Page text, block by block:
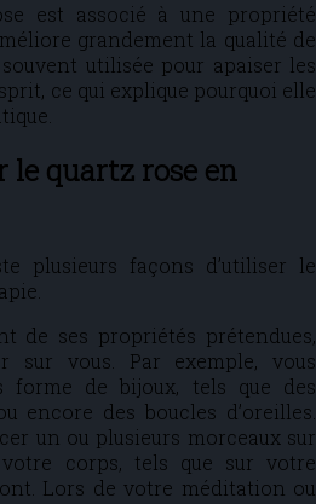
est associé à une propriété
grandement la qualité de
utilisée pour apaiser les
ce qui explique pourquoi elle
quartz rose en
plusieurs façons d’utiliser le
de ses propriétés prétendues,
sur vous. Par exemple, vous
forme de bijoux, tels que des
encore des boucles d’oreilles.
un ou plusieurs morceaux sur
corps, tels que sur votre
Lors de votre méditation ou